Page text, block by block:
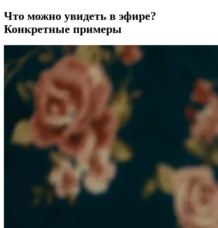
Что можно увидеть в эфире?
Конкретные примеры